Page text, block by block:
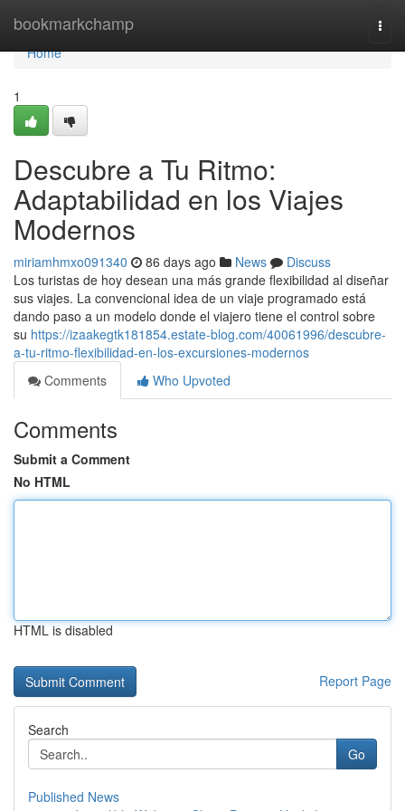
bookmarkchamp
Home
Home
1
Descubre a Tu Ritmo:
Adaptabilidad en los Viajes
Modernos
miriamhmxo091340 86 days ago News
Discuss
Los turistas de hoy desean una más grande flexibilidad al diseñar
sus viajes. La convencional idea de un viaje programado está
dando paso a un modelo donde el viajero tiene el control sobre
su https://izaakegtk181854.estate-blog.com/40061996/descubre-
a-tu-ritmo-flexibilidad-en-los-excursiones-modernos
Comments
Who Upvoted
Comments
Submit a Comment
No HTML
HTML is disabled
Report Page
Search
Go
Published News